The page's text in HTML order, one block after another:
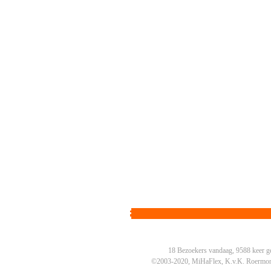
18 Bezoekers vandaag, 9588 keer
©2003-2020, MiHaFlex, K.v.K.